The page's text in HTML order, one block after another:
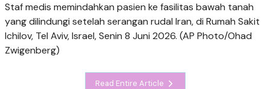
Staf medis memindahkan pasien ke fasilitas bawah tanah
yang dilindungi setelah serangan rudal Iran, di Rumah Sakit
Ichilov, Tel Aviv, Israel, Senin 8 Juni 2026. (AP Photo/Ohad
Zwigenberg)
Read Entire Article